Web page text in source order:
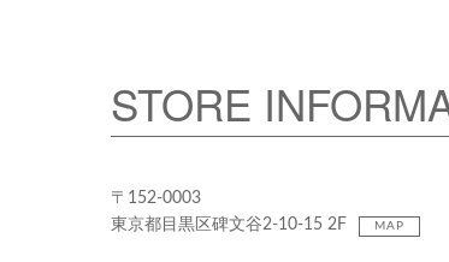
STORE
〒152-0003
東京都目黒区碑文谷2-10-15 2F
MAP